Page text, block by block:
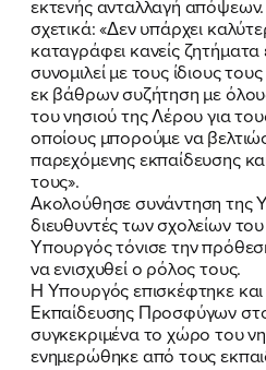
ΠΟΙΑ ΕΙΜΑΙ
ΕΡΓΟ
εκτενής ανταλλαγή
σχετικά: «Δεν υπάρχει
καταγράφει κανείς
συνομιλεί με τους ίδιους
εκ βάθρων συζήτηση με
του νησιού της Λέρου για
οποίους μπορούμε να
παρεχόμενης εκπαίδευσης
τους».
Ακολούθησε συνάντηση της
διευθυντές των σχολείων
Υπουργός τόνισε την
να ενισχυθεί ο ρόλος τους.
Η Υπουργός επισκέφτηκε
Εκπαίδευσης Προσφύγων
συγκεκριμένα το χώρο του
ενημερώθηκε από τους